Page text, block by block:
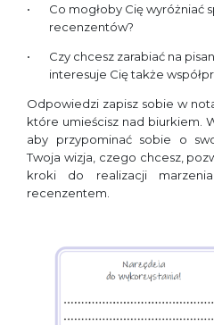
Co mogłoby Cię wyróżniać
recenzentów?
Czy chcesz zarabiać na
interesuje Cię także
Odpowiedzi zapisz sobie w
które umieścisz nad biurkiem.
aby przypominać sobie o
Twoja wizja, czego chcesz,
kroki do realizacji
recenzentem.